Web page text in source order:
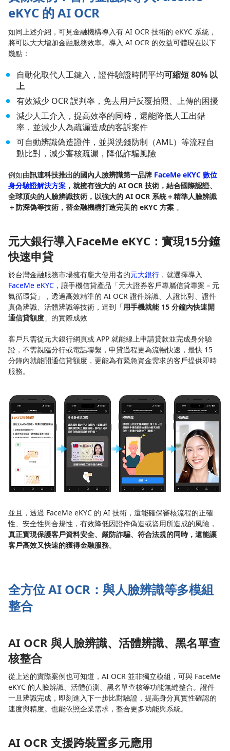
eKYC 的 AI OCR
如同上述介紹，可見金融機構導入有 AI OCR 技術的 eKYC 系統，
將可以大大增加金融服務效率。導入 AI OCR 的效益可體現在以下
幾點：
自動化取代人工鍵入，證件驗證時間平均可縮短 80% 以
上
有效減少 OCR 誤判率，免去用戶反覆拍照、上傳的困擾
減少人工介入，提高效率的同時，還能降低人工出錯
率，並減少人為疏漏造成的客訴案件
可自動辨識偽造證件，並與洗錢防制（AML）等流程自
動比對，減少審核疏漏，降低詐騙風險
例如由訊連科技推出的國內人臉辨識第一品牌 FaceMe eKYC 數位
身分驗證解決方案 ，就擁有強大的 AI OCR 技術 ，結合國際認證、
全球頂尖的人臉辨識技術， 以強大的 AI OCR 系統＋精準人臉辨識
＋防深偽等技術 ，替金融機構打造完美的 eKYC 方案 。
元大銀行導入FaceMe eKYC：實現15分鐘
快速申貸
於台灣金融服務市場擁有龐大使用者的元大銀行 ，就選擇導入
FaceMe eKYC ，讓手機信貸產品「元大證券客戶專屬信貸專案－元
氣循環貸」，透過高效精準的 AI OCR 證件辨識、人證比對、證件
真偽辨識、活體辨識等技術，達到「用手機就能 15 分鐘內快速開
通信貸額度 」的實際成效
客戶只需從元大銀行網頁或 APP 就能線上申請貸款並完成身分驗
證，不需親臨分行或電話聯繫，申貸過程更為流暢快速，最快 15
分鐘內就能開通信貸額度，更能為有緊急資金需求的客戶提供即時
服務。
並且，透過 FaceMe eKYC 的 AI 技術，還能確保審核流程的正確
性、安全性與合規性，有效降低因證件偽造或盜用所造成的風險，
真正實現保護客戶資料安全、嚴防詐騙、符合法規的同時，還能讓
客戶高效又快速的獲得金融服務。
全方位 AI OCR：與人臉辨識等多模組
整合
AI OCR 與人臉辨識、活體辨識、黑名單查
核整合
從上述的實際案例也可知道，AI OCR 並非獨立模組，可與 FaceMe
eKYC 的人臉辨識、活體偵測、黑名單查核等功能無縫整合。證件
一旦辨識完成，即刻進入下一步比對驗證，提高身分真實性確認的
速度與精度。也能依照企業需求，整合更多功能與系統。
AI OCR 支援跨裝置多元應用